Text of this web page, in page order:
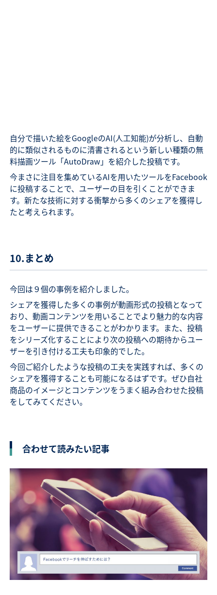
自分で描いた絵をGoogleのAI(人工知能)が分析し、自動
的に類似されるものに清書されるという新しい種類の無
料描画ツール「AutoDraw」を紹介した投稿です。
今まさに注目を集めているAIを用いたツールをFacebook
に投稿することで、ユーザーの目を引くことができま
す。新たな技術に対する衝撃から多くのシェアを獲得し
たと考えられます。
10.まとめ
今回は９個の事例を紹介しました。
シェアを獲得した多くの事例が動画形式の投稿となって
おり、動画コンテンツを用いることでより魅力的な内容
をユーザーに提供できることがわかります。また、投稿
をシリーズ化することにより次の投稿への期待からユー
ザーを引き付ける工夫も印象的でした。
今回ご紹介したような投稿の工夫を実践すれば、多くの
シェアを獲得することも可能になるはずです。ぜひ自社
商品のイメージとコンテンツをうまく組み合わせた投稿
をしてみてください。
合わせて読みたい記事